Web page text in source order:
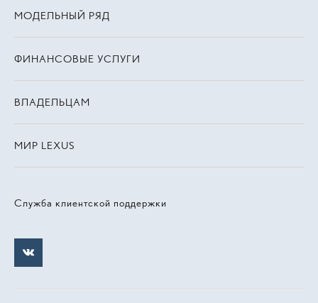
Служба клиентской поддержки
МОДЕЛЬНЫЙ РЯД
ФИНАНСОВЫЕ УСЛУГИ
ВЛАДЕЛЬЦАМ
МИР LEXUS